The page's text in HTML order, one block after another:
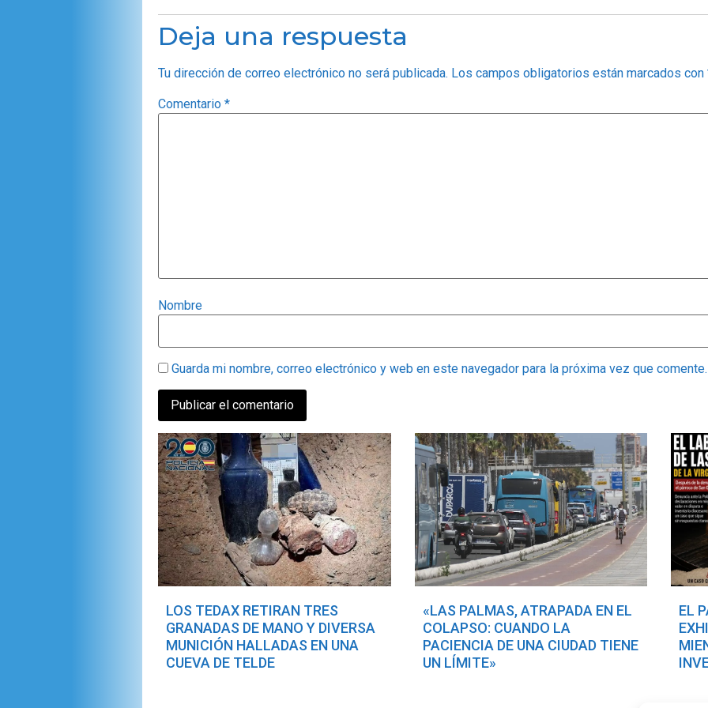
Deja una respuesta
Tu dirección de correo electrónico no será publicada. Los campos obligatorios están marcados con
Comentario *
Nombre
Guarda mi nombre, correo electrónico y web en este navegador para la próxima vez que comente.
LOS TEDAX RETIRAN TRES
GRANADAS DE MANO Y DIVERSA
MUNICIÓN HALLADAS EN UNA
CUEVA DE TELDE
«LAS PALMAS, ATRAPADA EN EL
COLAPSO: CUANDO LA
PACIENCIA DE UNA CIUDAD TIENE
UN LÍMITE»
EL